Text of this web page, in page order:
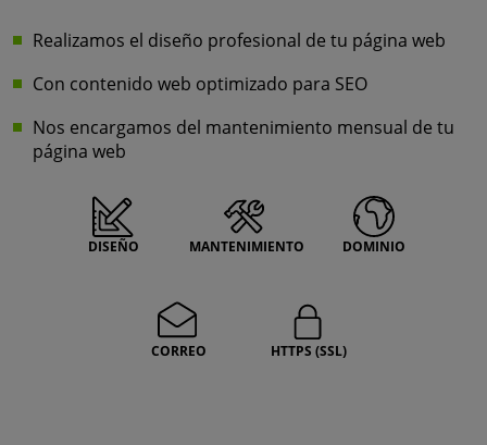
Realizamos el diseño profesional de tu página web
Con contenido web optimizado para SEO
Nos encargamos del mantenimiento mensual de tu
página web
DISEÑO MANTENIMIENTO DOMINIO
CORREO HTTPS (SSL)